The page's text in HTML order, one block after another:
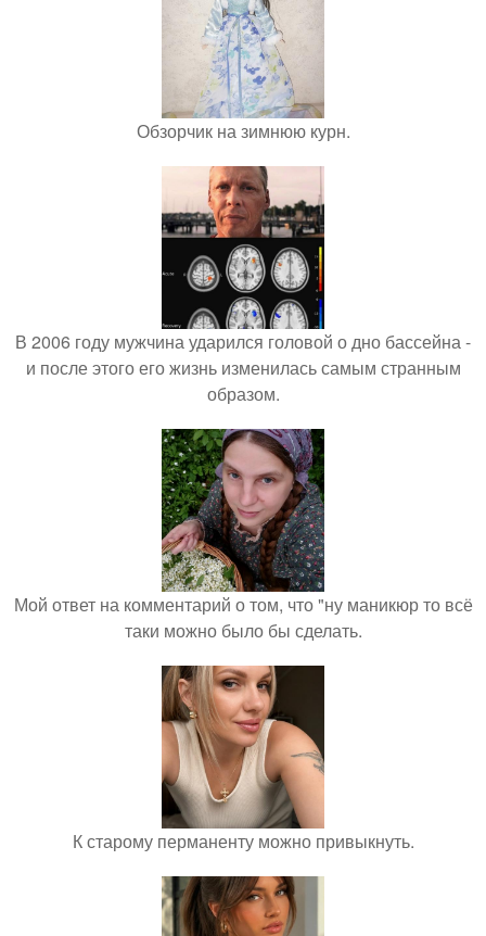
Обзорчик на зимнюю курн.
В 2006 году мужчина ударился головой о дно бассейна -
и после этого его жизнь изменилась самым странным
образом.
Мой ответ на комментарий о том, что "ну маникюр то всё
таки можно было бы сделать.
К старому перманенту можно привыкнуть.